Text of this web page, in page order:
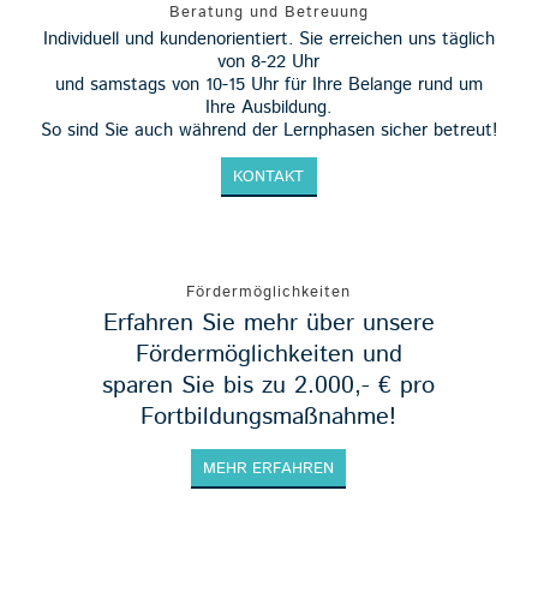
Beratung und Betreuung
Individuell und kundenorientiert. Sie erreichen uns täglich
von 8-22 Uhr
und samstags von 10-15 Uhr für Ihre Belange rund um
Ihre Ausbildung.
So sind Sie auch während der Lernphasen sicher betreut!
KONTAKT
Fördermöglichkeiten
Erfahren Sie mehr über unsere
Fördermöglichkeiten und
sparen Sie bis zu 2.000,- € pro
Fortbildungsmaßnahme!
MEHR ERFAHREN